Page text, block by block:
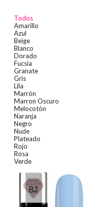
Todos
Amarillo
Azul
Beige
Blanco
Dorado
Fucsia
Granate
Gris
Lila
Marrón
Marron Oscuro
Melocotón
Naranja
Negro
Nude
Plateado
Rojo
Rosa
Verde